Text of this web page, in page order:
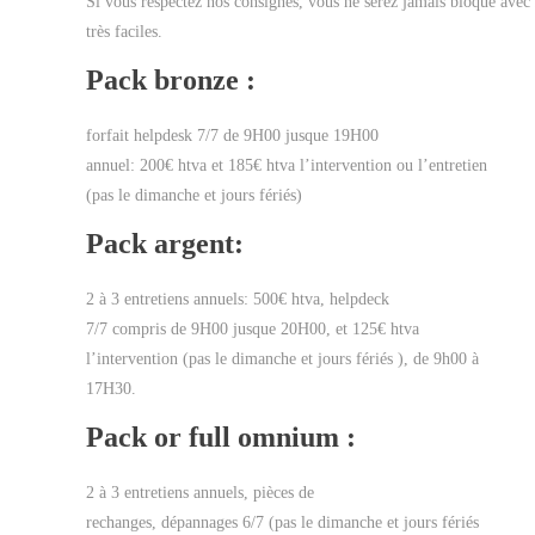
très faciles.
Pack bronze :
forfait helpdesk 7/7 de 9H00 jusque 19H00
annuel: 200€ htva et 185€ htva l’intervention ou l’entretien
(pas le dimanche et jours fériés)
Pack argent:
2 à 3 entretiens annuels: 500€ htva, helpdeck
7/7 compris de 9H00 jusque 20H00, et 125€ htva
l’intervention (pas le dimanche et jours fériés ), de 9h00 à
17H30.
Pack or full omnium :
2 à 3 entretiens annuels, pièces de
rechanges, dépannages 6/7 (pas le dimanche et jours fériés